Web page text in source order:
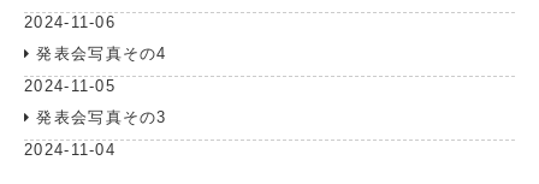
2024-11-06
発表会写真その4
2024-11-05
発表会写真その3
2024-11-04